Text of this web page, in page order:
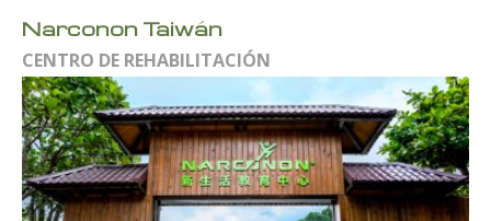
Narconon Taiwán
CENTRO DE REHABILITACIÓN